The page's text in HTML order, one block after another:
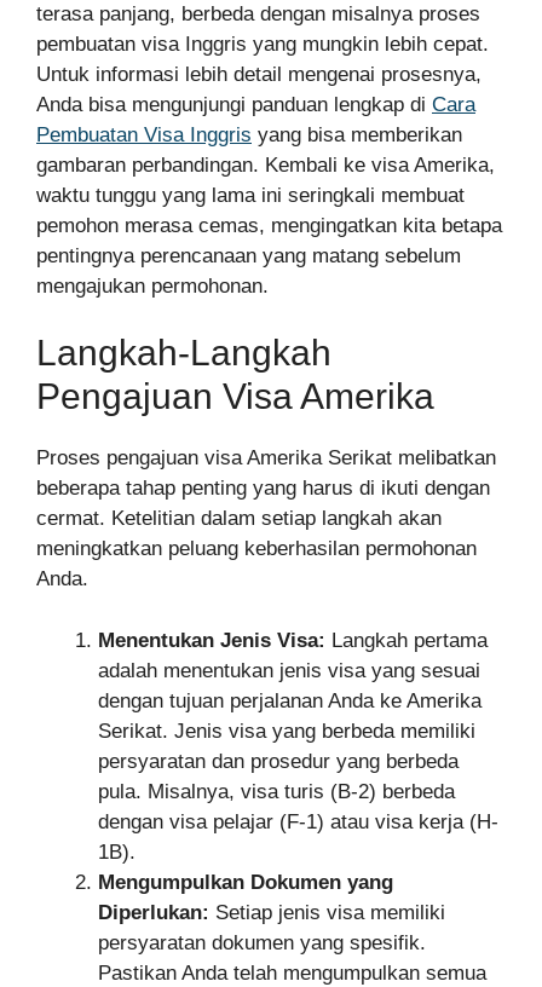
terasa panjang, berbeda dengan misalnya proses
pembuatan visa Inggris yang mungkin lebih cepat.
Untuk informasi lebih detail mengenai prosesnya,
Anda bisa mengunjungi panduan lengkap di Cara
Pembuatan Visa Inggris yang bisa memberikan
gambaran perbandingan. Kembali ke visa Amerika,
waktu tunggu yang lama ini seringkali membuat
pemohon merasa cemas, mengingatkan kita betapa
pentingnya perencanaan yang matang sebelum
mengajukan permohonan.
Langkah-Langkah
Pengajuan Visa Amerika
Proses pengajuan visa Amerika Serikat melibatkan
beberapa tahap penting yang harus di ikuti dengan
cermat. Ketelitian dalam setiap langkah akan
meningkatkan peluang keberhasilan permohonan
Anda.
Menentukan Jenis Visa: Langkah pertama
adalah menentukan jenis visa yang sesuai
dengan tujuan perjalanan Anda ke Amerika
Serikat. Jenis visa yang berbeda memiliki
persyaratan dan prosedur yang berbeda
pula. Misalnya, visa turis (B-2) berbeda
dengan visa pelajar (F-1) atau visa kerja (H-
1B).
Mengumpulkan Dokumen yang
Diperlukan: Setiap jenis visa memiliki
persyaratan dokumen yang spesifik.
Pastikan Anda telah mengumpulkan semua